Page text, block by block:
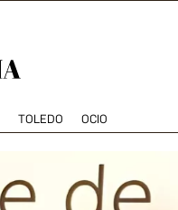
TOLEDO OCIO